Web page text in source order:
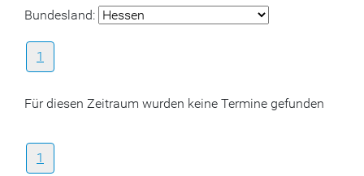
Bundesland:
1
Für diesen Zeitraum wurden keine Termine gefunden
1